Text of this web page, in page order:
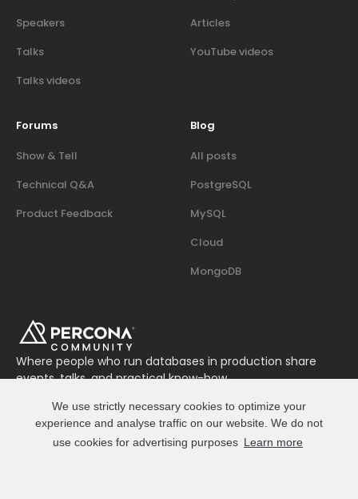
We use strictly necessary cookies to optimize your
experience and analyse traffic on our website. We do not
use cookies for advertising purposes Learn more
Speakers
Talks
Talks videos
Articles
YouTube videos
Forums
Show & Tell
Technical Q&A
Product Feedback
Blog
All posts
PostgreSQL
MySQL
Cloud
MongoDB
Where people who run databases in production share
events, talks, and practical know-how.
Connect